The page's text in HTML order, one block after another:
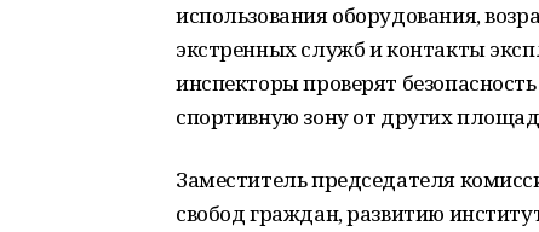
использования оборудования,
экстренных служб и контакты
инспекторы проверят
спортивную зону от других
Заместитель председателя
свобод граждан, развитию